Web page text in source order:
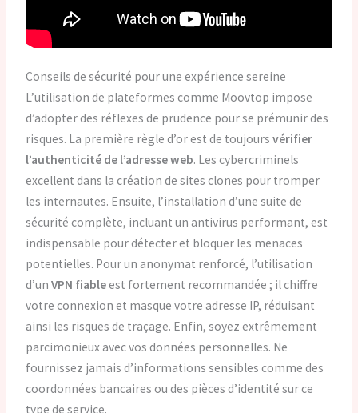
Conseils de sécurité pour une expérience sereine
L’utilisation de plateformes comme Moovtop impose
d’adopter des réflexes de prudence pour se prémunir des
risques. La première règle d’or est de toujoursvérifier
l’authenticité de l’adresse web. Les cybercriminels
excellent dans la création de sites clones pour tromper
les internautes. Ensuite, l’installation d’une suite de
sécurité complète, incluant un antivirus performant, est
indispensable pour détecter et bloquer les menaces
potentielles. Pour un anonymat renforcé, l’utilisation
d’unVPN fiableest fortement recommandée ; il chiffre
votre connexion et masque votre adresse IP, réduisant
ainsi les risques de traçage. Enfin, soyez extrêmement
parcimonieux avec vos données personnelles. Ne
fournissez jamais d’informations sensibles comme des
coordonnées bancaires ou des pièces d’identité sur ce
type de service.